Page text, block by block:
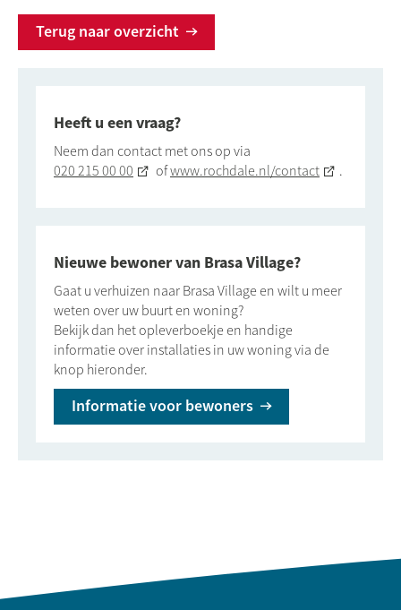
Terug naar overzicht
Heeft u een vraag?
Neem dan contact met ons op via
020 215 00 00
ofwww.rochdale.nl/contact .
Nieuwe bewoner van Brasa Village?
Gaat u verhuizen naar Brasa Village en wilt u meer
weten over uw buurt en woning?
Bekijk dan het opleverboekje en handige
informatie over installaties in uw woning via de
knop hieronder.
Informatie voor bewoners